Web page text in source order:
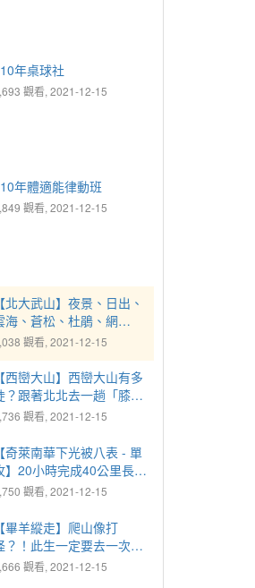
年桌球社
觀看, 2021-12-15
年體適能律動班
觀看, 2021-12-15
【北大武山】夜景、日出、
海、蒼松、杜鵑、網
......沒有最美，只有更美
嗎？一起跟著北北登上北大
山！｜【跟著北北爬山
】北大武山2天1夜
(Day2) 【百岳篇】
觀看, 2021-12-15
【西巒大山】西巒大山有多
？跟著北北去一趟「膝
」之旅就知道啦...｜【跟
日單攻【百岳篇】
觀看, 2021-12-15
【奇萊南華下光被八表 - 單
】20小時完成40公里長
。一起跟著北北36小時不
萊南峰看日出、登南華山、
光被八表｜【跟著北北爬
趣】奇萊南華下光被八表
- 單攻 【百岳篇】
觀看, 2021-12-15
【畢羊縱走】爬山像打
？！此生一定要去一次的
險：畢羊縱走｜【跟著北
觀看, 2021-12-15